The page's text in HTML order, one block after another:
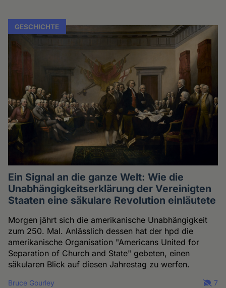
GESCHICHTE
Ein Signal an die ganze Welt: Wie die
Unabhängigkeitserklärung der Vereinigten
Staaten eine säkulare Revolution einläutete
Morgen jährt sich die amerikanische Unabhängigkeit
zum 250. Mal. Anlässlich dessen hat der hpd die
amerikanische Organisation "Americans United for
Separation of Church and State" gebeten, einen
säkularen Blick auf diesen Jahrestag zu werfen.
Bruce Gourley
7